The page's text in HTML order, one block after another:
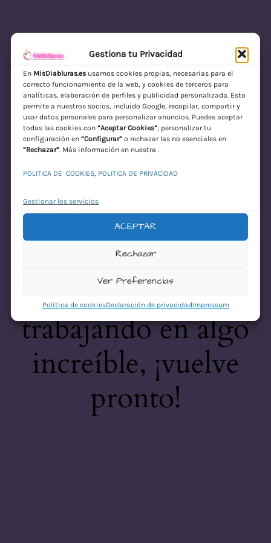
Gestiona tu Privacidad
En MisDiabluras.esusamos cookies propias, necesarias para el
correcto funcionamiento de la web, y cookies de terceros para
analíticas, elaboración de perfiles y publicidad personalizada. Esto
permite a nuestros socios, incluido Google, recopilar, compartir y
usar datos personales para personalizar anuncios. Puedes aceptar
todas las cookies con “Aceptar Cookies”, personalizar tu
configuración en “Configurar”o rechazar las no esenciales en
“Rechazar”. Más información en nuestra .
POLITICA DE COOKIES, POLITICA DE PRIVACIDAD
Gestionar los servicios
ACEPTAR
Rechazar
Ver Preferencias
Política de cookiesDeclaración de privacidadImpressum
MisDiabluras | Sexshop Online con Envío
Discreto en España
Acceder
¡Disculpa este
desastre! Estamos
trabajando en algo
increíble, ¡vuelve
pronto!